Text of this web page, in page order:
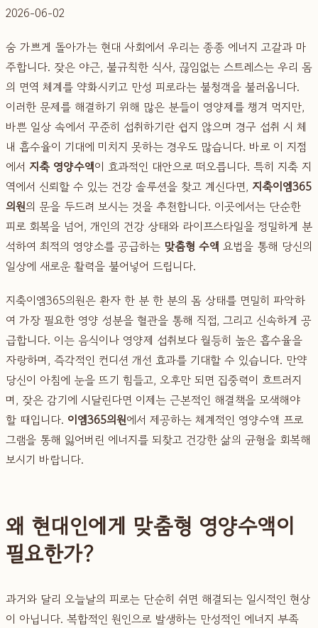
2026-06-02
숨 가쁘게 돌아가는 현대 사회에서 우리는 종종 에너지 고갈과 마
주합니다. 잦은 야근, 불규칙한 식사, 끊임없는 스트레스는 우리 몸
의 면역 체계를 약화시키고 만성 피로라는 불청객을 불러옵니다.
이러한 문제를 해결하기 위해 많은 분들이 영양제를 챙겨 먹지만,
바쁜 일상 속에서 꾸준히 섭취하기란 쉽지 않으며 경구 섭취 시 체
내 흡수율이 기대에 미치지 못하는 경우도 많습니다. 바로 이 지점
에서 지축 영양수액이 효과적인 대안으로 떠오릅니다. 특히 지축 지
역에서 신뢰할 수 있는 건강 솔루션을 찾고 계신다면, 지축이엠365
의원의 문을 두드려 보시는 것을 추천합니다. 이곳에서는 단순한
피로 회복을 넘어, 개인의 건강 상태와 라이프스타일을 정밀하게 분
석하여 최적의 영양소를 공급하는 맞춤형 수액 요법을 통해 당신의
일상에 새로운 활력을 불어넣어 드립니다.
지축이엠365의원은 환자 한 분 한 분의 몸 상태를 면밀히 파악하
여 가장 필요한 영양 성분을 혈관을 통해 직접, 그리고 신속하게 공
급합니다. 이는 음식이나 영양제 섭취보다 월등히 높은 흡수율을
자랑하며, 즉각적인 컨디션 개선 효과를 기대할 수 있습니다. 만약
당신이 아침에 눈을 뜨기 힘들고, 오후만 되면 집중력이 흐트러지
며, 잦은 감기에 시달린다면 이제는 근본적인 해결책을 모색해야
할 때입니다. 이엠365의원에서 제공하는 체계적인 영양수액 프로
그램을 통해 잃어버린 에너지를 되찾고 건강한 삶의 균형을 회복해
보시기 바랍니다.
왜 현대인에게 맞춤형 영양수액이
필요한가?
과거와 달리 오늘날의 피로는 단순히 쉬면 해결되는 일시적인 현상
이 아닙니다. 복합적인 원인으로 발생하는 만성적인 에너지 부족